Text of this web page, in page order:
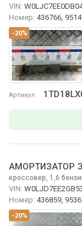
-20%
Артикул
VIN:
Номер: 436766,
-20%
АМОРТИЗАТОР
кроссовер, 1,6
VIN:
Номер: 436859,